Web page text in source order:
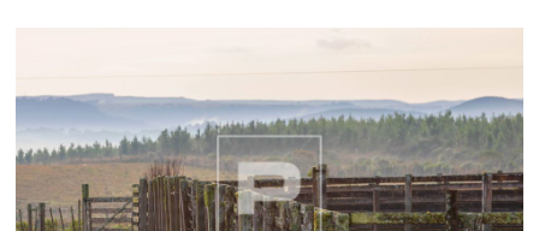
Título do projeto
Códigos
NÃO
SIM
Título do projeto
Tamanho P R$ 57,00